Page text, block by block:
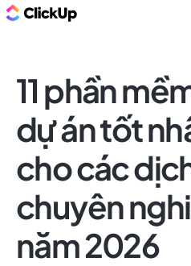
11 phần
dự án tốt
cho các
chuyên
năm 2026